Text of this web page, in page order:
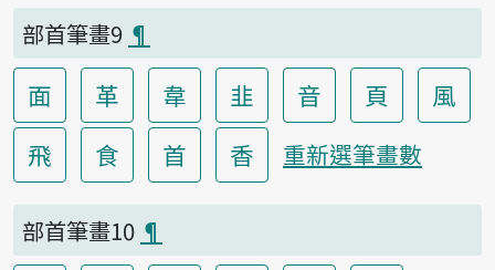
部首筆畫9 ¶
面 革 韋 韭 音 頁
風
飛
食 首 香 重新選筆畫數
部首筆畫10 ¶